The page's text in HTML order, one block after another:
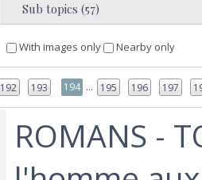
Sub topics (57)
With images only Nearby only
192 193 194 ... 195 196 197
‎ROMANS -